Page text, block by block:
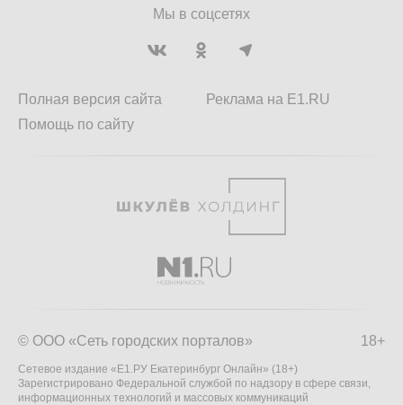
Мы в соцсетях
Полная версия сайта
Помощь по сайту
Реклама на E1.RU
18+
© ООО «Сеть городских порталов»
Сетевое издание «Е1.РУ Екатеринбург Онлайн» (18+)
Зарегистрировано Федеральной службой по надзору в сфере связи,
информационных технологий и массовых коммуникаций